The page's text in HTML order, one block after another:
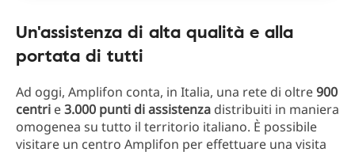
Un'assistenza di alta qualità e alla
portata di tutti
Ad oggi, Amplifon conta, in Italia, una rete di oltre900
centri e3.000 punti di assistenza distribuiti in maniera
omogenea su tutto il territorio italiano. È possibile
visitare un centro Amplifon per effettuare una visita